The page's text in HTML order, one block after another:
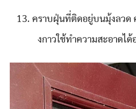
13. คราบฝุ่นที่ติดอยู่บนมุ้งลวด
งกาวใช้ทำความสะอาดได้